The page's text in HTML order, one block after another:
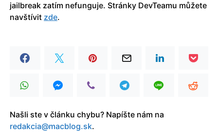
jailbreak zatím nefunguje. Stránky DevTeamu můžete
navštívit zde.
Našli ste v článku chybu? Napíšte nám na
redakcia@macblog.sk.